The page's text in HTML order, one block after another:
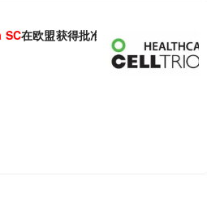
SC在欧盟获得批准！